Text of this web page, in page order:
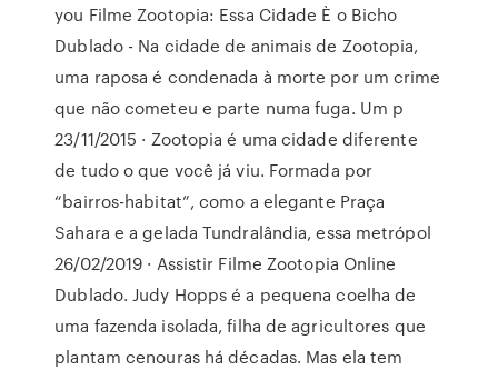
you Filme Zootopia: Essa Cidade È o Bicho
Dublado - Na cidade de animais de Zootopia,
uma raposa é condenada à morte por um crime
que não cometeu e parte numa fuga. Um p
23/11/2015 · Zootopia é uma cidade diferente
de tudo o que você já viu. Formada por
“bairros-habitat”, como a elegante Praça
Sahara e a gelada Tundralândia, essa metrópol
26/02/2019 · Assistir Filme Zootopia Online
Dublado. Judy Hopps é a pequena coelha de
uma fazenda isolada, filha de agricultores que
plantam cenouras há décadas. Mas ela tem